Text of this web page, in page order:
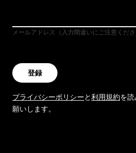
メールアドレス（入力間違いにご注意くださ
登録
プライバシーポリシーと利用規約を
願いします。